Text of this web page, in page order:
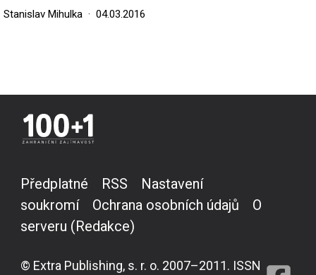
Stanislav Mihulka 04.03.2016
Předplatné RSS
Nastavení
soukromí
Ochrana osobních údajů
O
serveru (Redakce)
© Extra Publishing, s. r. o. 2007–2011. ISSN